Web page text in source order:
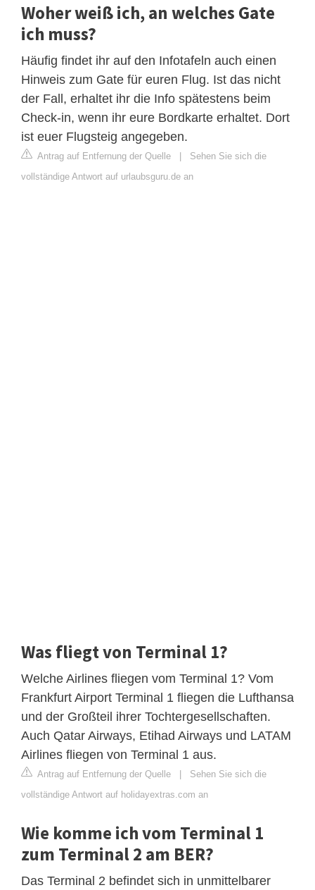
Woher weiß ich, an welches Gate
ich muss?
Häufig findet ihr auf den Infotafeln auch einen
Hinweis zum Gate für euren Flug. Ist das nicht
der Fall, erhaltet ihr die Info spätestens beim
Check-in, wenn ihr eure Bordkarte erhaltet. Dort
ist euer Flugsteig angegeben.
Antrag auf Entfernung der Quelle | Sehen Sie sich die
vollständige Antwort auf urlaubsguru.de an
Was fliegt von Terminal 1?
Welche Airlines fliegen vom Terminal 1? Vom
Frankfurt Airport Terminal 1 fliegen die Lufthansa
und der Großteil ihrer Tochtergesellschaften.
Auch Qatar Airways, Etihad Airways und LATAM
Airlines fliegen von Terminal 1 aus.
Antrag auf Entfernung der Quelle | Sehen Sie sich die
vollständige Antwort auf holidayextras.com an
Wie komme ich vom Terminal 1
zum Terminal 2 am BER?
Das Terminal 2 befindet sich in unmittelbarer